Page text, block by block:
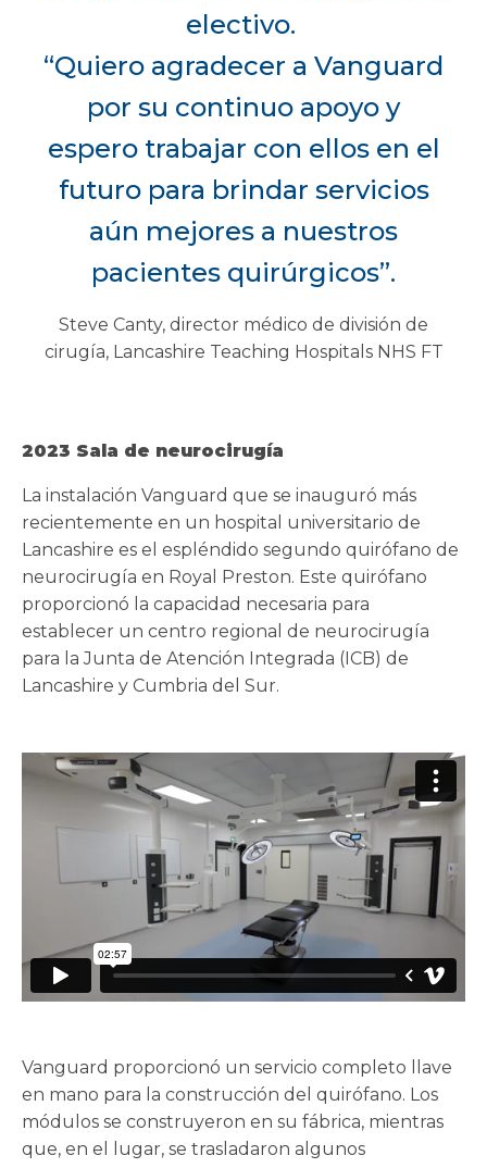
electivo.
“Quiero agradecer a Vanguard
por su continuo apoyo y
espero trabajar con ellos en el
futuro para brindar servicios
aún mejores a nuestros
pacientes quirúrgicos”.
Steve Canty, director médico de división de
cirugía, Lancashire Teaching Hospitals NHS FT
2023 Sala de neurocirugía
La instalación Vanguard que se inauguró más
recientemente en un hospital universitario de
Lancashire es el espléndido segundo quirófano de
neurocirugía en Royal Preston. Este quirófano
proporcionó la capacidad necesaria para
establecer un centro regional de neurocirugía
para la Junta de Atención Integrada (ICB) de
Lancashire y Cumbria del Sur.
Vanguard proporcionó un servicio completo llave
en mano para la construcción del quirófano. Los
módulos se construyeron en su fábrica, mientras
que, en el lugar, se trasladaron algunos